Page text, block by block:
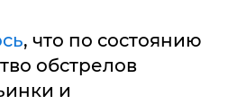
, что по состоянию
обстрелов
и